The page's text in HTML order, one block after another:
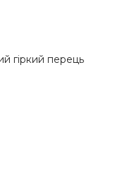
гіркий перець